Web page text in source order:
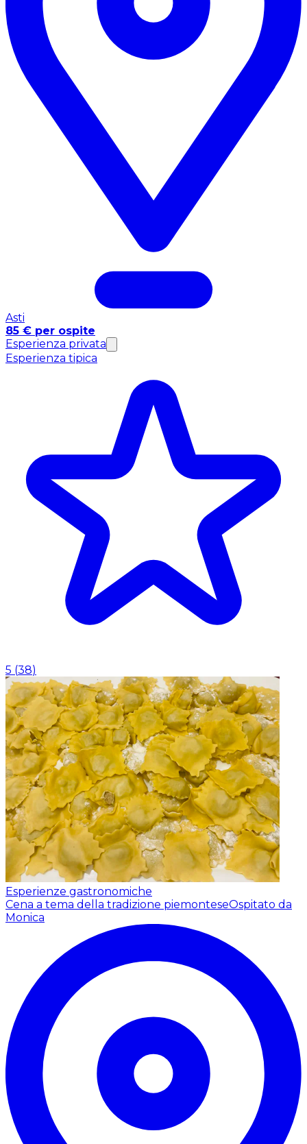
Asti
85 € per ospite
Esperienza privata
Esperienza tipica
5 (38)
Esperienze gastronomiche
Cena a tema della tradizione piemonteseOspitato da
Monica